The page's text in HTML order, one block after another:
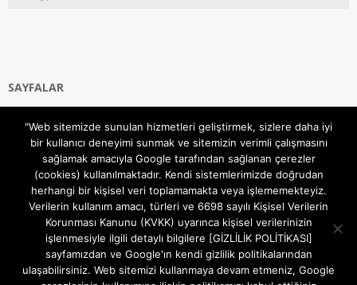
SAYFALAR
Gizlilik ve Çerezler (Cookies) Politikası
Hakkımızda
İletişim Kanalları
MODEM KURULUM
TEKNİK DESTEK
TELEVİZYON SİSTEMLERİ
"Web sitemizde sunulan hizmetleri geliştirmek, sizlere daha iyi
bir kullanıcı deneyimi sunmak ve sitemizin verimli çalışmasını
sağlamak amacıyla Google tarafından sağlanan çerezler
(cookies) kullanılmaktadır. Kendi sistemlerimizde doğrudan
herhangi bir kişisel veri toplamamakta veya işlememekteyiz.
Verilerin kullanım amacı, türleri ve 6698 sayılı Kişisel Verilerin
Korunması Kanunu (KVKK) uyarınca kişisel verilerinizin
işlenmesiyle ilgili detaylı bilgilere [GİZLİLİK POLİTİKASI]
sayfamızdan ve Google'ın kendi gizlilik politikalarından
ulaşabilirsiniz. Web sitemizi kullanmaya devam etmeniz, Google